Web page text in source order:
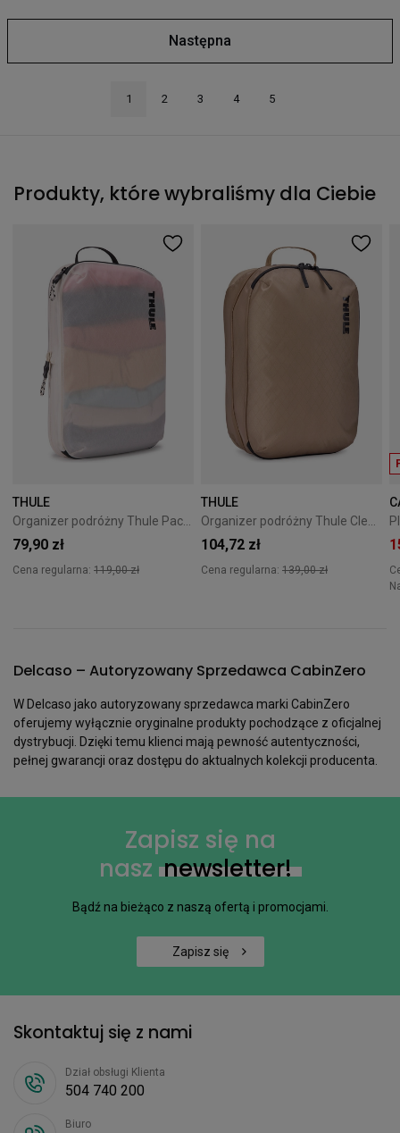
Następna
1 2 3 4 5
Produkty, które wybraliśmy dla Ciebie
THULE
Organizer podróżny Thule PackingCube kompresyjny M biały
79,90 zł
Cena regularna: 119,00 zł
THULE
Organizer podróżny Thule Clean/Dirty Cube Gentle beige
104,72 zł
Cena regularna: 139,00 zł
Delcaso – Autoryzowany Sprzedawca CabinZero
W Delcaso jako autoryzowany sprzedawca marki CabinZero
oferujemy wyłącznie oryginalne produkty pochodzące z oficjalnej
dystrybucji. Dzięki temu klienci mają pewność autentyczności,
pełnej gwarancji oraz dostępu do aktualnych kolekcji producenta.
Zapisz się na
nasz newsletter!
Bądź na bieżąco z naszą ofertą i promocjami.
Zapisz się
Skontaktuj się z nami
Dział obsługi Klienta
504 740 200
Biuro